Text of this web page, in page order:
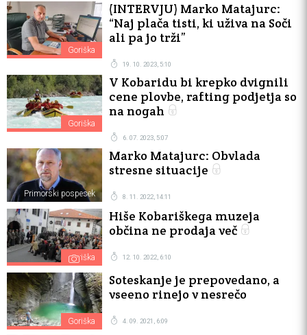
Goriška
(INTERVJU) Marko Matajurc:
“Naj plača tisti, ki uživa na Soči
ali pa jo trži”
19. 10. 2023, 5:10
Goriška
V Kobaridu bi krepko dvignili
cene plovbe, rafting podjetja so
na nogah
6. 07. 2023, 5:07
Primorski pospesek
Marko Matajurc: Obvlada
stresne situacije
8. 11. 2022, 14:11
Goriška
Hiše Kobariškega muzeja
občina ne prodaja več
12. 10. 2022, 6:10
Goriška
Soteskanje je prepovedano, a
vseeno rinejo v nesrečo
4. 09. 2021, 6:09